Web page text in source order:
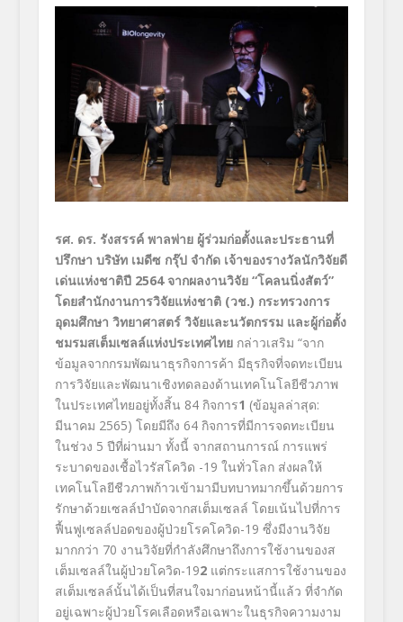
รศ. ดร. รังสรรค์ พาลพ่าย ผู้ร่วมก่อตั้งและประธานที่
ปรึกษา บริษัท เมดีซ กรุ๊ป จำกัดเจ้าของรางวัลนักวิจัยดี
เด่นแห่งชาติปี 2564 จากผลงานวิจัย “โคลนนิ่งสัตว์”
โดยสำนักงานการวิจัยแห่งชาติ (วช.) กระทรวงการ
อุดมศึกษา วิทยาศาสตร์ วิจัยและนวัตกรรม และผู้ก่อตั้ง
ชมรมสเต็มเซลล์แห่งประเทศไทยกล่าวเสริม “จาก
ข้อมูลจากกรมพัฒนาธุรกิจการค้า มีธุรกิจที่จดทะเบียน
การวิจัยและพัฒนาเชิงทดลองด้านเทคโนโลยีชีวภาพ
ในประเทศไทยอยู่ทั้งสิ้น 84กิจการ1 (ข้อมูลล่าสุด:
มีนาคม 2565) โดยมีถึง 64กิจการที่มีการจดทะเบียน
ในช่วง 5 ปีที่ผ่านมา ทั้งนี้ จากสถานการณ์ การแพร่
ระบาดของเชื้อไวรัสโควิด -19 ในทั่วโลก ส่งผลให้
เทคโนโลยีชีวภาพก้าวเข้ามามีบทบาทมากขึ้นด้วยการ
รักษาด้วยเซลล์บำบัดจากสเต็มเซลล์ โดยเน้นไปที่การ
ฟื้นฟูเซลล์ปอดของผู้ป่วยโรคโควิด-19 ซึ่งมีงานวิจัย
มากกว่า 70 งานวิจัยที่กำลังศึกษาถึงการใช้งานของส
เต็มเซลล์ในผู้ป่วยโควิด-192 แต่กระแสการใช้งานของ
สเต็มเซลล์นั้นได้เป็นที่สนใจมาก่อนหน้านี้แล้ว ที่จำกัด
อยู่เฉพาะผู้ป่วยโรคเลือดหรือเฉพาะในธุรกิจความงาม